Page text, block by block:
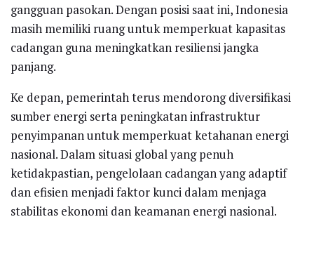
gangguan pasokan. Dengan posisi saat ini, Indonesia
masih memiliki ruang untuk memperkuat kapasitas
cadangan guna meningkatkan resiliensi jangka
panjang.
Ke depan, pemerintah terus mendorong diversifikasi
sumber energi serta peningkatan infrastruktur
penyimpanan untuk memperkuat ketahanan energi
nasional. Dalam situasi global yang penuh
ketidakpastian, pengelolaan cadangan yang adaptif
dan efisien menjadi faktor kunci dalam menjaga
stabilitas ekonomi dan keamanan energi nasional.